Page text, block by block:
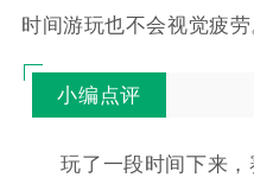
时间游玩也不会视觉疲劳
小编点评
玩了一段时间下来